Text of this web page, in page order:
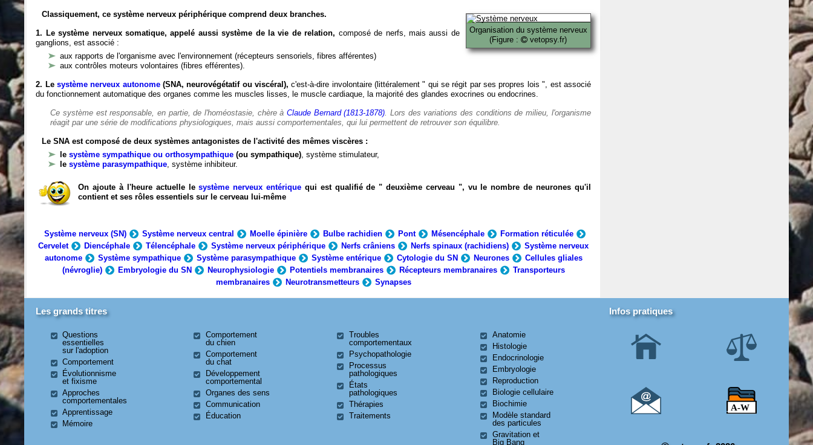
Organisation du système nerveux
(Figure :
vetopsy.fr)
Classiquement, ce système nerveux périphérique comprend deux branches.
1. Le système nerveux somatique, appelé aussi système de la vie de relation, composé de nerfs, mais aussi de
ganglions, est associé :
aux rapports de l'organisme avec l'environnement (récepteurs sensoriels, fibres afférentes)
aux contrôles moteurs volontaires (fibres efférentes).
2. Le système nerveux autonome(SNA, neurovégétatif ou viscéral), c'est-à-dire involontaire (littéralement " qui se régit par ses propres lois ", est associé
du fonctionnement automatique des organes comme les muscles lisses, le muscle cardiaque, la majorité des glandes exocrines ou endocrines.
Ce système est responsable, en partie, de l'homéostasie, chère àClaude Bernard (1813-1878). Lors des variations des conditions de milieu, l'organisme
réagit par une série de modifications physiologiques, mais aussi comportementales, qui lui permettent de retrouver son équilibre.
Le SNA est composé de deux systèmes antagonistes de l'activité des mêmes viscères :
lesystème sympathique ou orthosympathique (ou sympathique), système stimulateur,
lesystème parasympathique, système inhibiteur.
On ajoute à l'heure actuelle lesystème nerveux entérique qui est qualifié de " deuxième cerveau ", vu le nombre de neurones qu'il
contient et ses rôles essentiels sur le cerveau lui-même
Système nerveux (SN) Système nerveux central Moelle épinière Bulbe rachidien Pont Mésencéphale
Formation réticulée
Cervelet
Diencéphale Télencéphale Système nerveux périphérique Nerfs crâniens Nerfs spinaux (rachidiens)
Système nerveux
autonome
Système sympathique Système parasympathique Système entérique Cytologie du SN Neurones
Cellules gliales
(névroglie)
Embryologie du SN Neurophysiologie Potentiels membranaires Récepteurs membranaires
Transporteurs
membranaires
Neurotransmetteurs Synapses
Les grands titres
Questions
essentielles
sur l'adoption
Comportement
Évolutionnisme
et fixisme
Approches
comportementales
Apprentissage
Mémoire
Comportement
du chien
Comportement
du chat
Développement
comportemental
Organes des sens
Communication
Éducation
Troubles
comportementaux
Psychopathologie
Processus
pathologiques
États
pathologiques
Thérapies
Traitements
Anatomie
Histologie
Endocrinologie
Embryologie
Reproduction
Biologie cellulaire
Biochimie
Modèle standard
des particules
Gravitation et
Big Bang
Infos pratiques